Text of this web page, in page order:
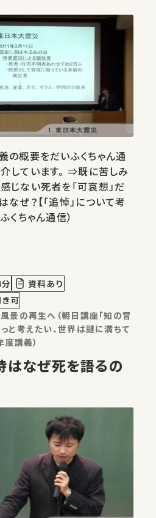
の概要をだいふくちゃん通
しています。 ⇒既に苦しみ
じない死者を「可哀想」だ
なぜ？【「追悼」について考
くちゃん通信）
資料あり
可
景の再生へ（朝日講座「知の冒
と考えたい、世界は謎に満ちて
講義）